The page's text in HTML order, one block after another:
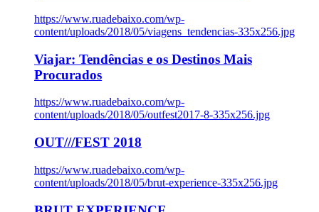
https://www.ruadebaixo.com/wp-
content/uploads/2018/05/viagens_tendencias-335x256.jpg
Viajar: Tendências e os Destinos Mais
Procurados
https://www.ruadebaixo.com/wp-
content/uploads/2018/05/outfest2017-8-335x256.jpg
OUT///FEST 2018
https://www.ruadebaixo.com/wp-
content/uploads/2018/05/brut-experience-335x256.jpg